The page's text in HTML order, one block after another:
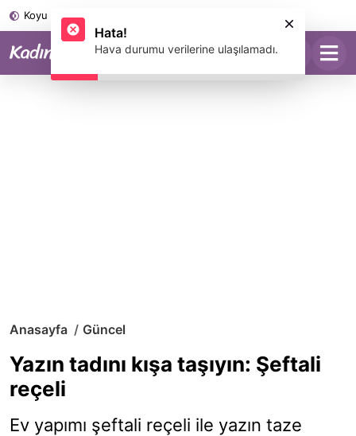
Koyu Mod
Anasayfa Güncel
Yazın tadını kışa taşıyın: Şeftali
reçeli
Ev yapımı şeftali reçeli ile yazın taze